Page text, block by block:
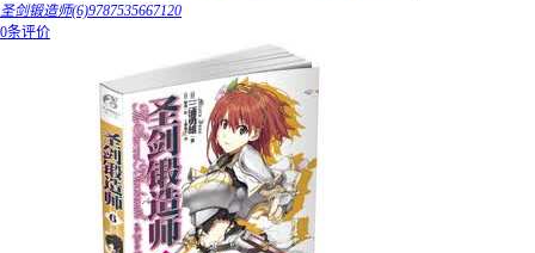
圣剑锻造师(6)9787535667120
0条评价